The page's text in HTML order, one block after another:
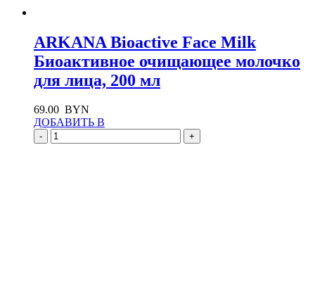
ARKANA Bioactive Face Milk
Биоактивное очищающее молочко
для лица, 200 мл
69.00 BYN
ДОБАВИТЬ В
- +